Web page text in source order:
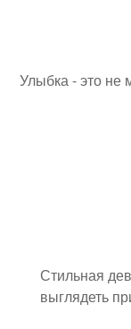
Улыбка - это не
Стильная
выглядеть